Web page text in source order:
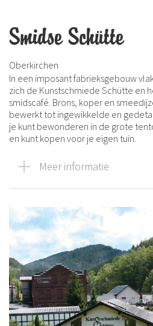
Smidse Schütte
Oberkirchen
In een imposant fabrieksgebouw
zich de Kunstschmiede Schütte en
smidscafé. Brons, koper en
bewerkt tot ingewikkelde en
je kunt bewonderen in de grote
en kunt kopen voor je eigen tuin.
Meer informatie